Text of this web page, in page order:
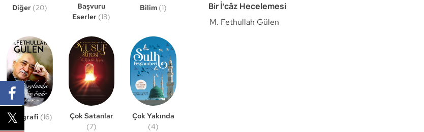
Diğer (20)
Başvuru
Eserler (18)
Bilim (1)
Biyografi (16)
Çok Satanlar
(7)
Çok Yakında
(4)
Bir İ’câz Hecelemesi
M. Fethullah Gülen